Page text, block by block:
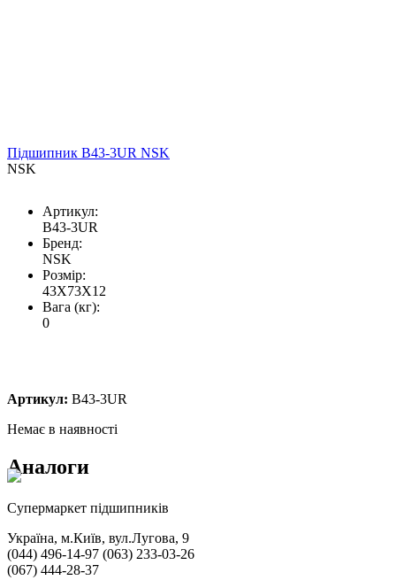
Підшипник B43-3UR NSK
NSK
Артикул:
B43-3UR
Бренд:
NSK
Розмір:
43X73X12
Вага (кг):
0
Артикул: B43-3UR
Немає в наявності
Аналоги
Cупермаркет підшипників
Україна, м.Київ, вул.Лугова, 9
(044) 496-14-97 (063) 233-03-26
(067) 444-28-37